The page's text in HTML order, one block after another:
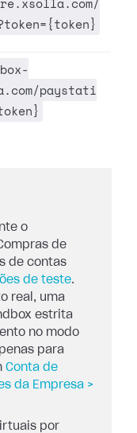
paystati
o
de
de contas
de teste.
real, uma
estrita
no modo
para
Conta de
da Empresa >
por